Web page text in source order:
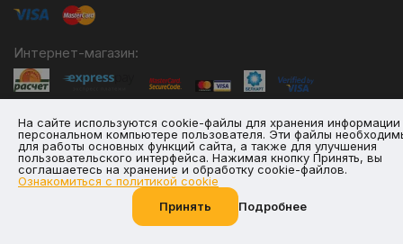
Интернет-магазин:
Режим работы интернет-магазина:
с 10.30 до 19.30 без выходных
Частное торговое унитарное предприятие
Позвоните нам
На сайте используются cookie-файлы для хранения информации
персональном компьютере пользователя. Эти файлы
для работы основных функций сайта, а также для улучшения
пользовательского интерфейса. Нажимая кнопку Принять, вы
соглашаетесь на хранение и обработку cookie-файлов.
Ознакомиться с политикой cookie
Принять
Подробнее